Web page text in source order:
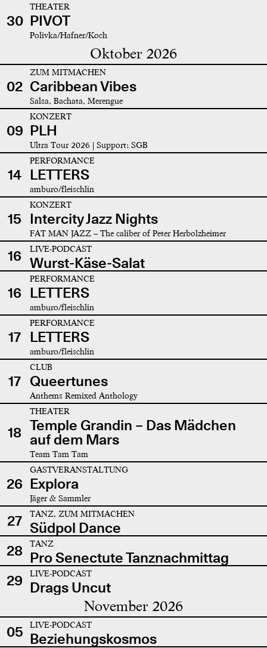
30
THEATER
PIVOT
Polivka/Hafner/Koch
Oktober 2026
02
ZUM MITMACHEN
Caribbean Vibes
Salsa, Bachata, Merengue
09
KONZERT
PLH
Ultra Tour 2026 | Support: SGB
14
PERFORMANCE
LETTERS
amburo/fleischlin
15
KONZERT
Intercity Jazz Nights
FAT MAN JAZZ – The caliber of Peter Herbolzheimer
16 LIVE-PODCAST
Wurst-Käse-Salat
16
PERFORMANCE
LETTERS
amburo/fleischlin
17
PERFORMANCE
LETTERS
amburo/fleischlin
17
CLUB
Queertunes
Anthems Remixed Anthology
18
THEATER
Temple Grandin – Das Mädchen
auf dem Mars
Team Tam Tam
26
GASTVERANSTALTUNG
Explora
Jäger & Sammler
27 TANZ, ZUM MITMACHEN
Südpol Dance
28
TANZ
Pro Senectute Tanznachmittag
29
LIVE-PODCAST
Drags Uncut
November 2026
05 LIVE-PODCAST
Beziehungskosmos